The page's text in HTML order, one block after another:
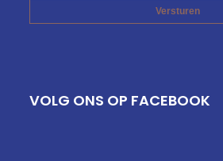
VOLG ONS OP FACEBOOK